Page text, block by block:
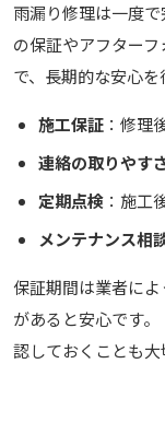
雨漏り修理は一度
の保証やアフター
で、長期的な安心を
施工保証：修理
連絡の取りやす
定期点検：施工
メンテナンス相
保証期間は業者に
があると安心です
認しておくことも大